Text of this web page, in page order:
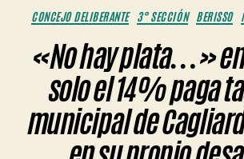
Categorías
CONCEJO DELIBERANTE 3° SECCIÓN BERISSO
«No hay plata…»
solo el 14% paga
municipal de